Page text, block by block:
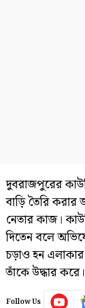
দুবরাজপুরের
বাড়ি তৈরি করার
নেতার কাজ।
দিতেন বলে
চড়াও হন এলাকার
তাঁকে উদ্ধার করে।
Follow Us